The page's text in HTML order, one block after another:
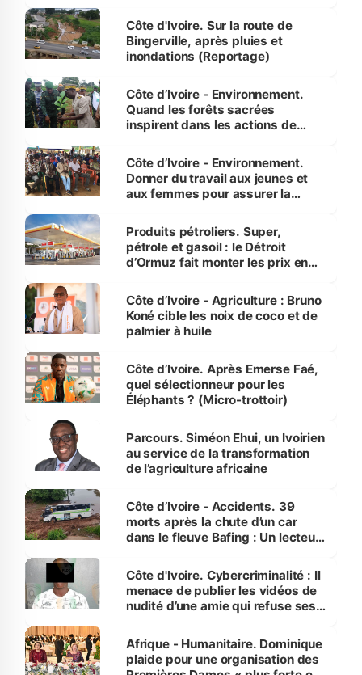
(Alassane Ouattara
Côte d'Ivoire. Sur la route de
Bingerville, après pluies et
inondations (Reportage)
Côte d’Ivoire - Environnement.
Quand les forêts sacrées
inspirent dans les actions de
Côte d’Ivoire - Environnement.
Donner du travail aux jeunes et
aux femmes pour assurer la
menacées
Produits pétroliers. Super,
pétrole et gasoil : le Détroit
d’Ormuz fait monter les prix en
Côte d’Ivoire - Agriculture : Bruno
Koné cible les noix de coco et de
palmier à huile
Côte d’Ivoire. Après Emerse Faé,
quel sélectionneur pour les
Éléphants ? (Micro-trottoir)
Parcours. Siméon Ehui, un Ivoirien
au service de la transformation
de l’agriculture africaine
Côte d’Ivoire - Accidents. 39
morts après la chute d’un car
dans le fleuve Bafing : Un lecteur
des Transports
Côte d'Ivoire. Cybercriminalité : Il
menace de publier les vidéos de
nudité d’une amie qui refuse ses
Afrique - Humanitaire. Dominique
plaide pour une organisation des